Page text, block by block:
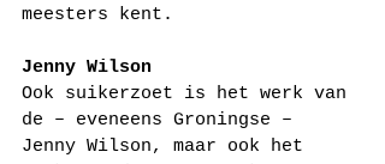
meesters kent.
Jenny Wilson
Ook suikerzoet is het werk van
de – eveneens Groningse –
Jenny Wilson, maar ook het